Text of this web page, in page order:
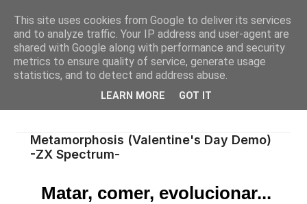
Metamorphosis (Valentine's Day Demo)
-ZX Spectrum-
Matar, comer, evolucionar...
This site uses cookies from Google to deliver its services
and to analyze traffic. Your IP address and user-agent are
shared with Google along with performance and security
metrics to ensure quality of service, generate usage
statistics, and to detect and address abuse.
LEARN MORE GOT IT